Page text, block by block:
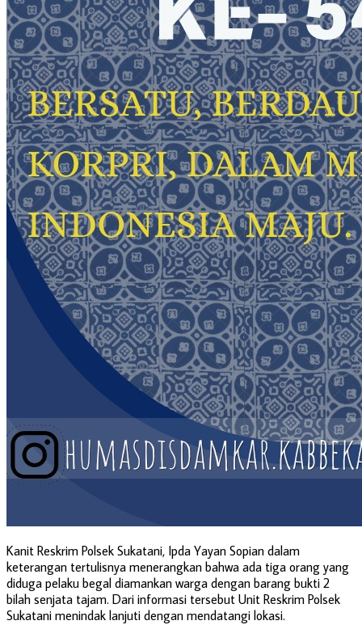
Kanit Reskrim Polsek Sukatani, Ipda Yayan Sopian dalam
keterangan tertulisnya menerangkan bahwa ada tiga orang yang
diduga pelaku begal diamankan warga dengan barang bukti 2
bilah senjata tajam. Dari informasi tersebut Unit Reskrim Polsek
Sukatani menindak lanjuti dengan mendatangi lokasi.